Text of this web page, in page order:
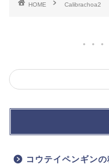
HOME Calibrachoa2
コウテイペンギン